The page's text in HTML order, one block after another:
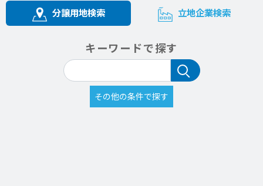
分譲用地検索 立地企業検索
キーワードで探す